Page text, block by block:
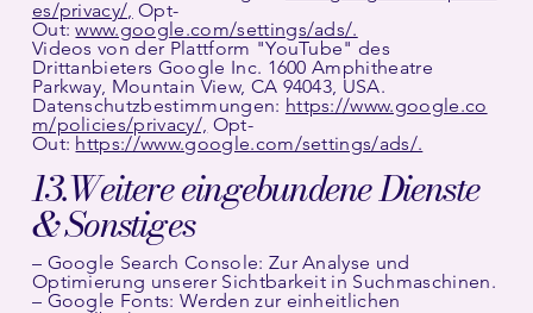
es/privacy/, Opt-
Out:www.google.com/settings/ads/.
Videos von der Plattform "YouTube" des
Drittanbieters Google Inc. 1600 Amphitheatre
Parkway, Mountain View, CA 94043, USA.
Datenschutzbestimmungen: https://www.google.co
m/policies/privacy/, Opt-
Out: https://www.google.com/settings/ads/.
13.Weitere eingebundene Dienste
& Sonstiges
– Google Search Console: Zur Analyse und
Optimierung unserer Sichtbarkeit in Suchmaschinen.
– Google Fonts: Werden zur einheitlichen